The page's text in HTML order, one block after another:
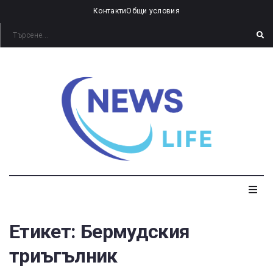
КонтактиОбщи условия
Етикет: Бермудския
триъгълник